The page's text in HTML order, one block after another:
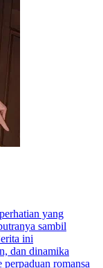
yang
sambil
ini
dan dinamika
romansa